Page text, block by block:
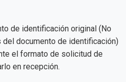
de identificación original (No
documento de identificación)
el formato de solicitud de
en recepción.